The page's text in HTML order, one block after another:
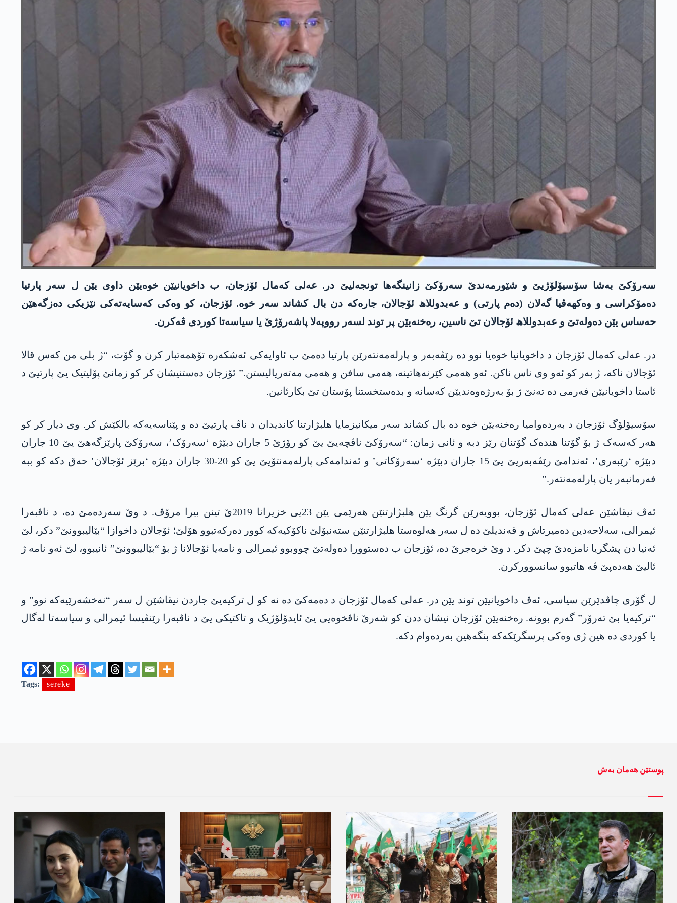
سەرۆکێ بەشا سۆسیۆلۆژیێ و شێورمەندێ سەرۆکێ زانینگەھا تونجەلیێ در. عەلی کەمال ئۆزجان، ب داخویانیێن خوەیێن داوی یێن ل سەر پارتیا
دەمۆکراسی و وەکھەڤیا گەلان (دەم پارتی) و عەبدوللاھ ئۆجالان، جارەکە دن بال کشاند سەر خوە. ئۆزجان، کو وەکی کەسایەتەکی نێزیکی دەزگەھێن
حەساس یێن دەولەتێ و عەبدوللاھ ئۆجالان تێ ناسین، رەخنەیێن پر توند لسەر رووپەلا پاشەرۆژێ یا سیاسەتا کوردی ڤەکرن.
در. عەلی کەمال ئۆزجان د داخویانیا خوەیا نوو دە رێڤەبەر و پارلەمەنتەرێن پارتیا دەمێ ب ئاوایەکی ئەشکەرە تۆھمەتبار کرن و گۆت، “ژ بلی من کەس قالا
ئۆجالان ناکە، ژ بەر کو ئەو وی ناس ناکن. ئەو ھەمی کێرنەهاتینە، ھەمی سافن و ھەمی مەتەریالیستن.” ئۆزجان دەستنیشان کر کو زمانێ پۆلیتیک یێ پارتیێ د
ئاستا داخویانیێن فەرمی دە تەنێ ژ بۆ بەرژەوەندیێن کەسانە و بدەستخستنا پۆستان تێ بکارئانین.
سۆسیۆلۆگ ئۆزجان د بەردەوامیا رەخنەیێن خوە دە بال کشاند سەر میکانیزمایا ھلبژارتنا کاندیدان د ناڤ پارتیێ دە و پێناسەیەکە بالکێش کر. وی دیار کر کو
ھەر کەسەک ژ بۆ گۆتنا ھندەک گۆتنان رێز دبە و ئانی زمان: “سەرۆکێ ناڤچەیێ یێ کو رۆژێ 5 جاران دبێژە ‘سەرۆک’، سەرۆکێ پارێزگەھێ یێ 10 جاران
دبێژە ‘رێبەری’، ئەندامێ رێڤەبەریێ یێ 15 جاران دبێژە ‘سەرۆکاتی’ و ئەندامەکی پارلەمەنتۆیێ یێ کو 20-30 جاران دبێژە ‘برێز ئۆجالان’ حەق دکە کو ببە
فەرمانبەر یان پارلەمەنتەر.”
ئەڤ نیقاشێن عەلی کەمال ئۆزجان، بوویەرێن گرنگ یێن ھلبژارتنێن ھەرێمی یێن 23یی خزیرانا 2019ێ تینن بیرا مرۆڤ. د وێ سەردەمێ دە، د ناڤبەرا
ئیمرالی، سەلاحەدین دەمیرتاش و قەندیلێ دە ل سەر ھەلوەستا ھلبژارتنێن ستەنبۆلێ ناکۆکیەکە کوور دەرکەتبوو ھۆلێ؛ ئۆجالان داخوازا “بێالیبوونێ” دکر، لێ
ئەنیا دن پشگریا نامزەدێ چپێ دکر. د وێ خرەجرێ دە، ئۆزجان ب دەستوورا دەولەتێ چووبوو ئیمرالی و نامەیا ئۆجالانا ژ بۆ “بێالیبوونێ” ئانیبوو، لێ ئەو نامە ژ
ئالیێ ھەدەپێ ڤە ھاتبوو سانسوورکرن.
ل گۆری چاڤدێرێن سیاسی، ئەڤ داخویانیێن توند یێن در. عەلی کەمال ئۆزجان د دەمەکێ دە نە کو ل ترکیەیێ جاردن نیقاشێن ل سەر “نەخشەرێیەکە نوو” و
“ترکیەیا بێ تەرۆر” گەرم بوونە. رەخنەیێن ئۆزجان نیشان ددن کو شەرێ ناڤخوەیی یێ ئایدۆلۆژیک و تاکتیکی یێ د ناڤبەرا رێنڤیسا ئیمرالی و سیاسەتا لەگال
یا کوردی دە ھین ژی وەکی پرسگرێکەکە بنگەھین بەردەوام دکە.
Tags: sereke
پوستێن ھەمان بەش